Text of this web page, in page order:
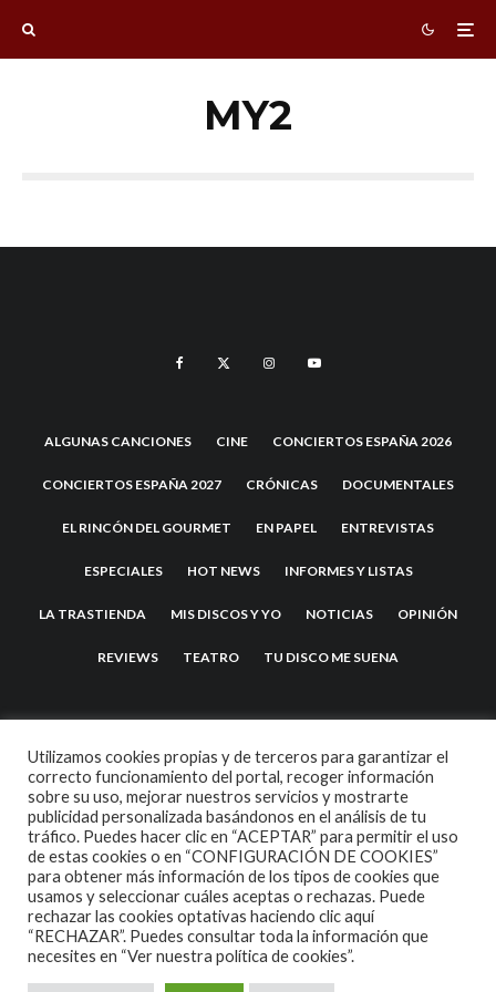
MY2
ALGUNAS CANCIONES CINE CONCIERTOS ESPAÑA 2026
CONCIERTOS ESPAÑA 2027 CRÓNICAS DOCUMENTALES
EL RINCÓN DEL GOURMET EN PAPEL ENTREVISTAS
ESPECIALES HOT NEWS INFORMES Y LISTAS
LA TRASTIENDA MIS DISCOS Y YO NOTICIAS OPINIÓN
REVIEWS TEATRO TU DISCO ME SUENA
2007 COPYRIGHT -CODETIPITHEME
Utilizamos cookies propias y de terceros para garantizar el
correcto funcionamiento del portal, recoger información
sobre su uso, mejorar nuestros servicios y mostrarte
publicidad personalizada basándonos en el análisis de tu
tráfico. Puedes hacer clic en “ACEPTAR” para permitir el uso
de estas cookies o en “CONFIGURACIÓN DE COOKIES”
para obtener más información de los tipos de cookies que
usamos y seleccionar cuáles aceptas o rechazas. Puede
rechazar las cookies optativas haciendo clic aquí
“RECHAZAR”. Puedes consultar toda la información que
necesites en “Ver nuestra política de cookies”.